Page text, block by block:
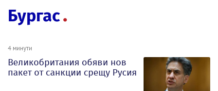
Бургас
4 минути
Великобритания обяви нов
пакет от санкции срещу Русия